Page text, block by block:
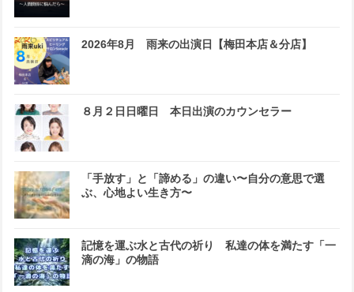
2026年8月 雨来の出演日【梅田本店＆分店】
８月２日日曜日 本日出演のカウンセラー
「手放す」と「諦める」の違い〜自分の意思で選
ぶ、心地よい生き方〜
記憶を運ぶ水と古代の祈り 私達の体を満たす「一
滴の海」の物語